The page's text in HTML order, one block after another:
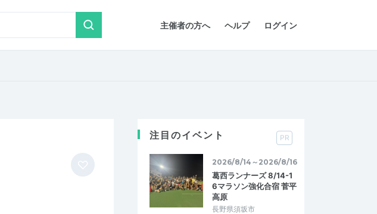
主催者の方へ ヘルプ ログイン
注目のイベント PR
2026/8/14～2026/8/16
葛西ランナーズ 8/14-1
6マラソン強化合宿 菅平
高原
長野県須坂市